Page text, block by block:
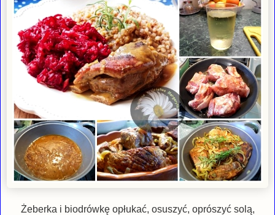
Żeberka i biodrówkę opłukać, osuszyć, oprószyć solą,